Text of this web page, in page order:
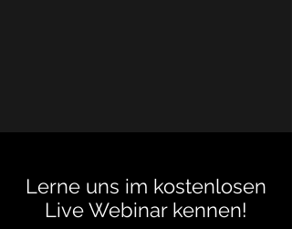
Lerne uns im kostenlosen
Live Webinar kennen!